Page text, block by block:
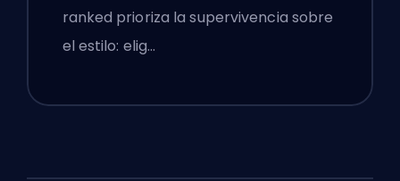
ranked prioriza la supervivencia sobre
el estilo: elig…